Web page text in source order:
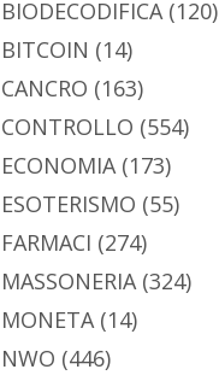
BIODECODIFICA(120)
BITCOIN (14)
CANCRO (163)
CONTROLLO (554)
ECONOMIA(173)
ESOTERISMO (55)
FARMACI (274)
MASSONERIA(324)
MONETA(14)
NWO (446)